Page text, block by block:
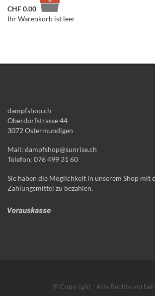
CHF0.00
Ihr Warenkorb ist leer
dampfshop.ch
Oberdorfstrasse 44
3072 Ostermundigen
Mail: dampfshop@sunrise.ch
Telefon: 076 499 31 60
Sie haben die Möglichkeit in unserem Shop mit
Zahlungsmittel zu bezahlen.
© Copyright - Alle Rechte